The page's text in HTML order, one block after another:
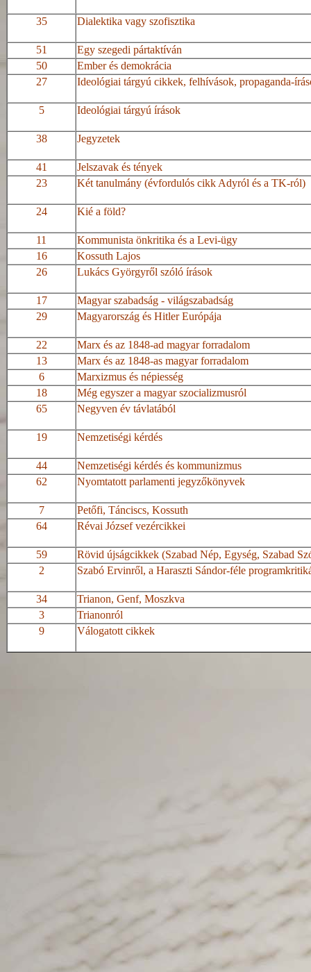
35 Dialektika vagy szofisztika
51
Egy szegedi pártaktíván
50
Ember és demokrácia
27
Ideológiai tárgyú cikkek, felhívások,propaganda-
5 Ideológiai tárgyú írások
38 Jegyzetek
41
Jelszavak és tények
23
Két tanulmány (évfordulós cikk Adyról és aTK-ról)
24 Kié a föld?
11 Kommunista önkritika és aLevi-ügy
16
Kossuth Lajos
26
Lukács Györgyről szóló írások
17
Magyar szabadság - világszabadság
29
Magyarország és Hitler Európája
22
Marx és az 1848-ad magyar forradalom
13
Marx és az 1848-as magyar forradalom
6
Marxizmus és népiesség
18
Még egyszer a magyar szocializmusról
65
Negyven év távlatából
19 Nemzetiségi kérdés
44
Nemzetiségi kérdés és kommunizmus
62
Nyomtatott parlamenti jegyzőkönyvek
7 Petőfi,Tánciscs, Kossuth
64
Révai József vezércikkei
59
Rövid újságcikkek (Szabad Nép, Egység, Szabad
2
Szabó Ervinről, a Haraszti Sándor-féle
34
Trianon, Genf, Moszkva
3
Trianonról
9
Válogatott cikkek